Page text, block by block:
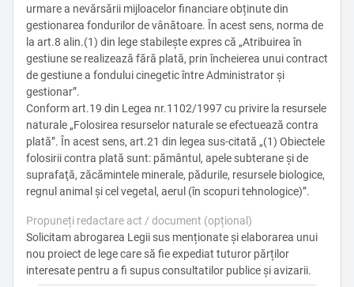
urmare a nevărsării mijloacelor financiare obținute din
gestionarea fondurilor de vânătoare. În acest sens, norma de
la art.8 alin.(1) din lege stabileşte expres că „Atribuirea în
gestiune se realizează fără plată, prin încheierea unui contract
de gestiune a fondului cinegetic între Administrator și
gestionar”.
Conform art.19 din Legea nr.1102/1997 cu privire la resursele
naturale „Folosirea resurselor naturale se efectuează contra
plată”. În acest sens, art.21 din legea sus-citată „(1) Obiectele
folosirii contra plată sunt: pământul, apele subterane şi de
suprafaţă, zăcămintele minerale, pădurile, resursele biologice,
regnul animal şi cel vegetal, aerul (în scopuri tehnologice)”.
Propuneți redactare act / document (opțional)
Solicitam abrogarea Legii sus menționate și elaborarea unui
nou proiect de lege care să fie expediat tuturor părților
interesate pentru a fi supus consultatilor publice și avizarii.